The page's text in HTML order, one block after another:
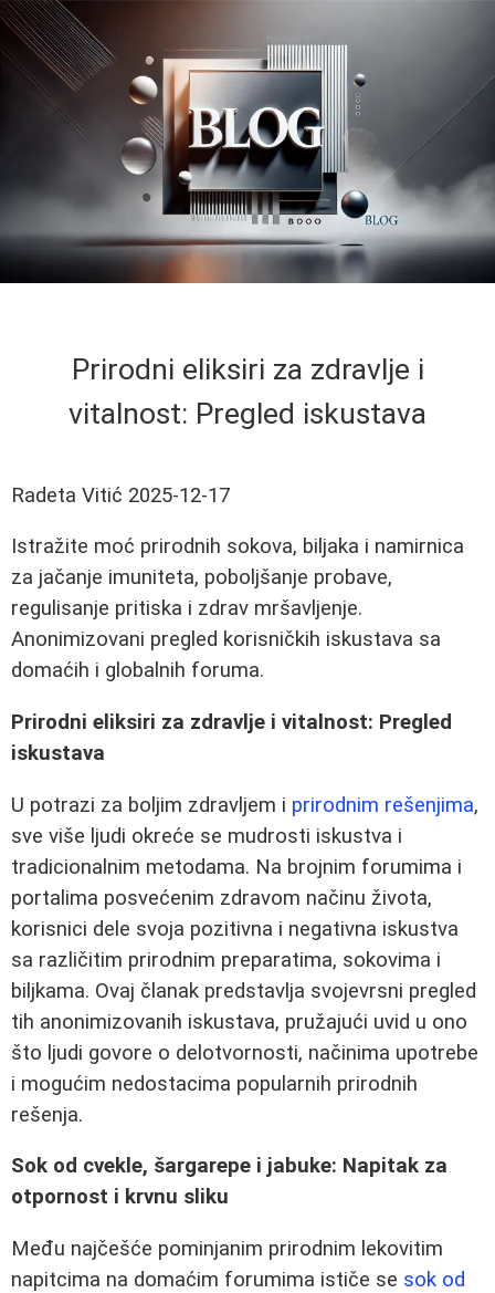
Prirodni eliksiri za zdravlje i
vitalnost: Pregled iskustava
Radeta Vitić 2025-12-17
Istražite moć prirodnih sokova, biljaka i namirnica
za jačanje imuniteta, poboljšanje probave,
regulisanje pritiska i zdrav mršavljenje.
Anonimizovani pregled korisničkih iskustava sa
domaćih i globalnih foruma.
Prirodni eliksiri za zdravlje i vitalnost: Pregled
iskustava
U potrazi za boljim zdravljem i prirodnim rešenjima,
sve više ljudi okreće se mudrosti iskustva i
tradicionalnim metodama. Na brojnim forumima i
portalima posvećenim zdravom načinu života,
korisnici dele svoja pozitivna i negativna iskustva
sa različitim prirodnim preparatima, sokovima i
biljkama. Ovaj članak predstavlja svojevrsni pregled
tih anonimizovanih iskustava, pružajući uvid u ono
što ljudi govore o delotvornosti, načinima upotrebe
i mogućim nedostacima popularnih prirodnih
rešenja.
Sok od cvekle, šargarepe i jabuke: Napitak za
otpornost i krvnu sliku
Među najčešće pominjanim prirodnim lekovitim
napitcima na domaćim forumima ističe se sok od